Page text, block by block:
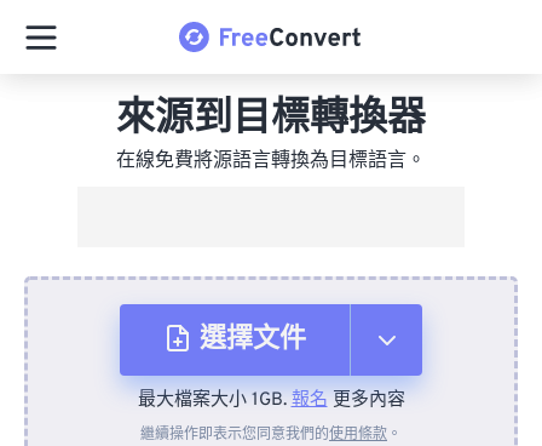
來源到目標轉換器
在線免費將源語言轉換為目標語言。
選擇文件
來自裝置
最大檔案大小 1GB.報名更多內容
繼續操作即表示您同意我們的使用條款 。